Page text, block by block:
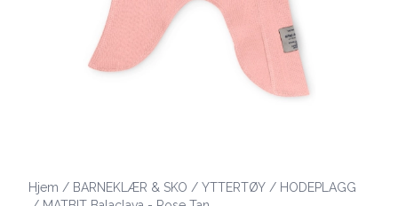
Hjem / BARNEKLÆR & SKO / YTTERTØY / HODEPLAGG